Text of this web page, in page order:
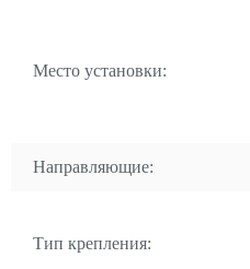
Место установки:
Направляющие:
Тип крепления: